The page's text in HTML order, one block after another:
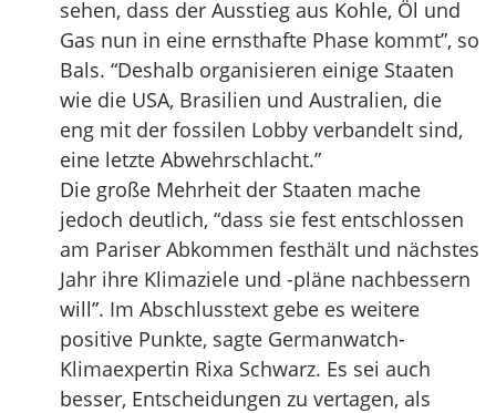
sehen, dass der Ausstieg aus Kohle, Öl und
Gas nun in eine ernsthafte Phase kommt”, so
Bals. “Deshalb organisieren einige Staaten
wie die USA, Brasilien und Australien, die
eng mit der fossilen Lobby verbandelt sind,
eine letzte Abwehrschlacht.”
Die große Mehrheit der Staaten mache
jedoch deutlich, “dass sie fest entschlossen
am Pariser Abkommen festhält und nächstes
Jahr ihre Klimaziele und -pläne nachbessern
will”. Im Abschlusstext gebe es weitere
positive Punkte, sagte Germanwatch-
Klimaexpertin Rixa Schwarz. Es sei auch
besser, Entscheidungen zu vertagen, als